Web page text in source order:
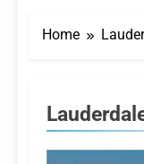
Home